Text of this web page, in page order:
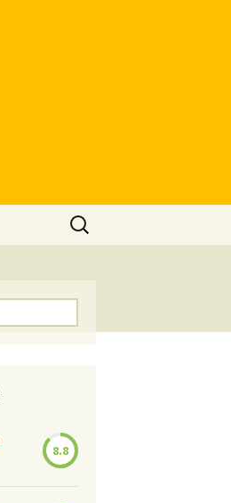
Suchen
nach:
8.8